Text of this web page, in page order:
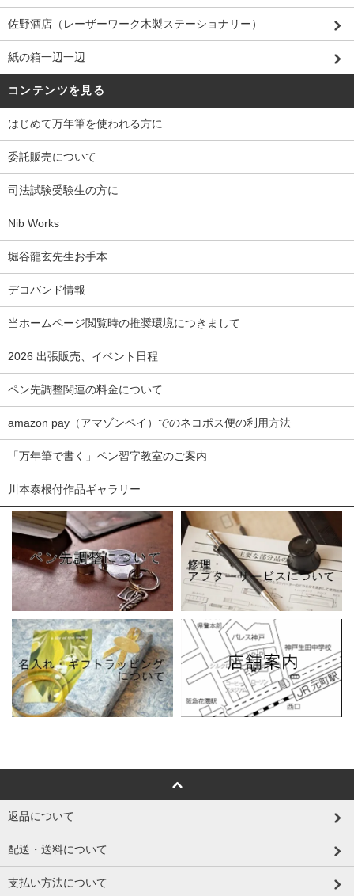
佐野酒店（レーザーワーク木製ステーショナリー）
紙の箱一辺一辺
コンテンツを見る
はじめて万年筆を使われる方に
委託販売について
司法試験受験生の方に
Nib Works
堀谷龍玄先生お手本
デコバンド情報
当ホームページ閲覧時の推奨環境につきまして
2026 出張販売、イベント日程
ペン先調整関連の料金について
amazon pay（アマゾンペイ）でのネコポス便の利用方法
「万年筆で書く」ペン習字教室のご案内
川本泰根付作品ギャラリー
返品について
配送・送料について
支払い方法について